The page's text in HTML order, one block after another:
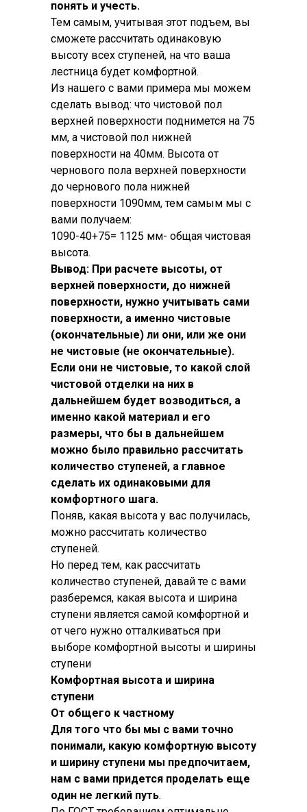
понять и учесть.
Тем самым, учитывая этот подъем, вы
сможете рассчитать одинаковую
высоту всех ступеней, на что ваша
лестница будет комфортной.
Из нашего с вами примера мы можем
сделать вывод: что чистовой пол
верхней поверхности поднимется на 75
мм, а чистовой пол нижней
поверхности на 40мм. Высота от
чернового пола верхней поверхности
до чернового пола нижней
поверхности 1090мм, тем самым мы с
вами получаем:
1090-40+75= 1125 мм- общая чистовая
высота.
Вывод: При расчете высоты, от
верхней поверхности, до нижней
поверхности, нужно учитывать сами
поверхности, а именно чистовые
(окончательные) ли они, или же они
не чистовые (не окончательные).
Если они не чистовые, то какой слой
чистовой отделки на них в
дальнейшем будет возводиться, а
именно какой материал и его
размеры, что бы в дальнейшем
можно было правильно рассчитать
количество ступеней, а главное
сделать их одинаковыми для
комфортного шага.
Поняв, какая высота у вас получилась,
можно рассчитать количество
ступеней.
Но перед тем, как рассчитать
количество ступеней, давай те с вами
разберемся, какая высота и ширина
ступени является самой комфортной и
от чего нужно отталкиваться при
выборе комфортной высоты и ширины
ступени
Комфортная высота и ширина
ступени
От общего к частному
Для того что бы мы с вами точно
понимали, какую комфортную высоту
и ширину ступени мы предпочитаем,
нам с вами придется проделать еще
один не легкий путь.